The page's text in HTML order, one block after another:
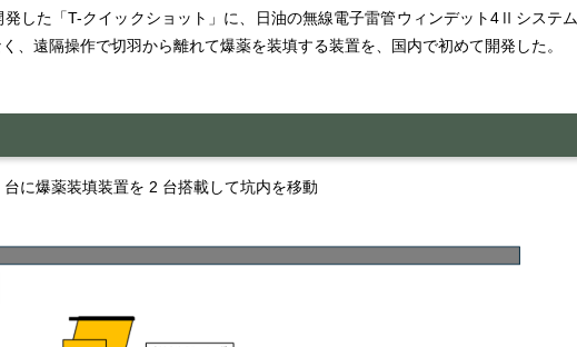
した「T-クイックショット」に、日油の無線電子雷管ウィンデット4Ⅱシステ
、遠隔操作で切羽から離れて爆薬を装填する装置を、国内で初めて開発した。
に爆薬装填装置を 2 台搭載して坑内を移動